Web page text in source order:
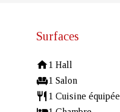
Surfaces
1 Hall
1 Salon
1 Cuisine équipée